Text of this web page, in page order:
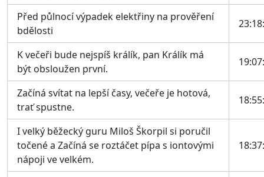
Před půlnocí výpadek elektřiny na prověření
bdělosti
K večeři bude nejspíš králík, pan Králík má
být obsloužen první.
Začíná svítat na lepší časy, večeře je hotová,
trať spustne.
I velký běžecký guru Miloš Škorpil si poručil
točené a Začíná se roztáčet pípa s iontovými
nápoji ve velkém.